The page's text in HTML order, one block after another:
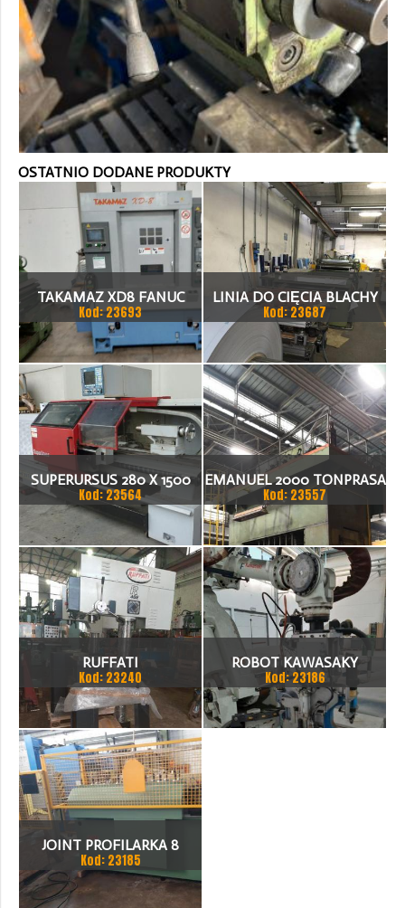
OSTATNIO DODANE PRODUKTY
TAKAMAZ XD8 FANUC
21ITA TOKARKA CNC
Kod: 23693
LINIA DO CIĘCIA BLACHY
1.500 X 1,5 (2,5) MM
Kod: 23687
SUPERURSUS 280 X 1500
TOKARKA
Kod: 23564
EMANUEL 2000 TONPRASA
HYDRAULICZNA 3200 X
2000
Kod: 23557
RUFFATI
Kod: 23240
ROBOT KAWASAKY
Kod: 23186
JOINT PROFILARKA 8
STACJI
Kod: 23185